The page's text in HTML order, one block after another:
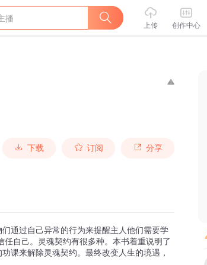
上传 创作中心
下载 订阅 分享
通过自己异常的行为来提醒主人他们需要学
自己。灵魂契约有很多种。本书着重说明了
课来解除灵魂契约。最终改变人生的境遇，